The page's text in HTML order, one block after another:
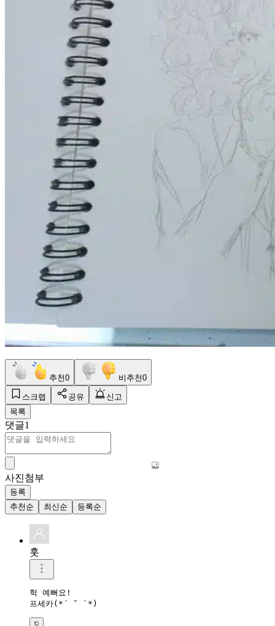
추천0 비추천0
스크랩 공유
신고
목록
댓글1
사진첨부
등록
추천순
최신순 등록순
훗
헉 예뻐요!
프세카(*´ ˘ `*)